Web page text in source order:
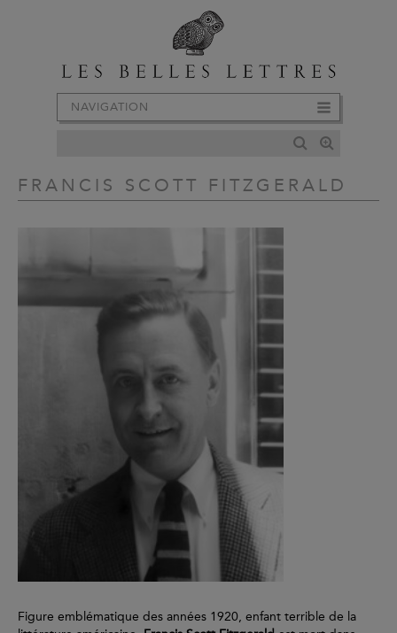
NAVIGATION
FRANCIS SCOTT FITZGERALD
Figure emblématique des années 1920, enfant terrible de la